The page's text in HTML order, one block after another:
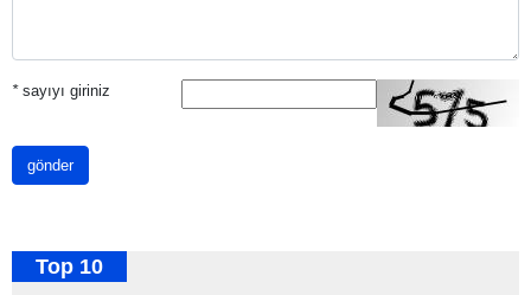
*sayıyı giriniz
gönder
Top 10